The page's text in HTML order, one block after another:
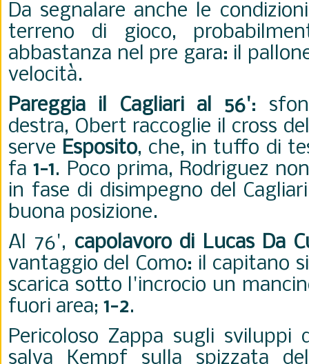
Da segnalare anche le
terreno di gioco,
abbastanza nel pre gara: il
velocità.
Pareggia il Cagliari al 56':
destra, Obert raccoglie il cross
serve Esposito, che, in tuffo di
fa1-1. Poco prima, Rodriguez
in fase di disimpegno del
buona posizione.
Al 76', capolavoro di Lucas Da
vantaggio del Como: il capitano
scarica sotto l'incrocio un
fuori area; 1-2.
Pericoloso Zappa sugli sviluppi
salva Kempf sulla spizzata